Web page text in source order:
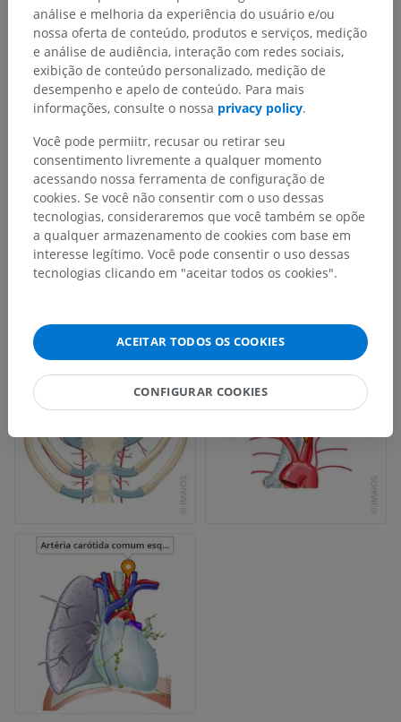
análise e melhoria da experiência do usuário e/ou
nossa oferta de conteúdo, produtos e serviços, medição
e análise de audiência, interação com redes sociais,
exibição de conteúdo personalizado, medição de
desempenho e apelo de conteúdo. Para mais
informações, consulte o nossa privacy policy.
Você pode permiitr, recusar ou retirar seu
consentimento livremente a qualquer momento
acessando nossa ferramenta de configuração de
cookies. Se você não consentir com o uso dessas
tecnologias, consideraremos que você também se opõe
a qualquer armazenamento de cookies com base em
interesse legítimo. Você pode consentir o uso dessas
tecnologias clicando em "aceitar todos os cookies".
ACEITAR TODOS OS COOKIES
CONFIGURAR COOKIES